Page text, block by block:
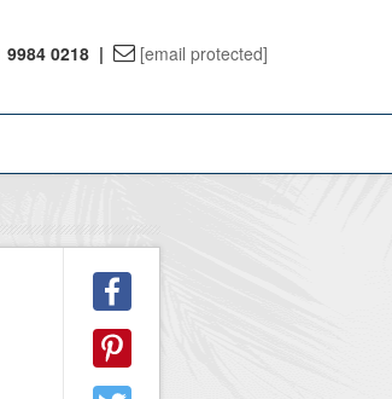
9984 0218 | [email protected]